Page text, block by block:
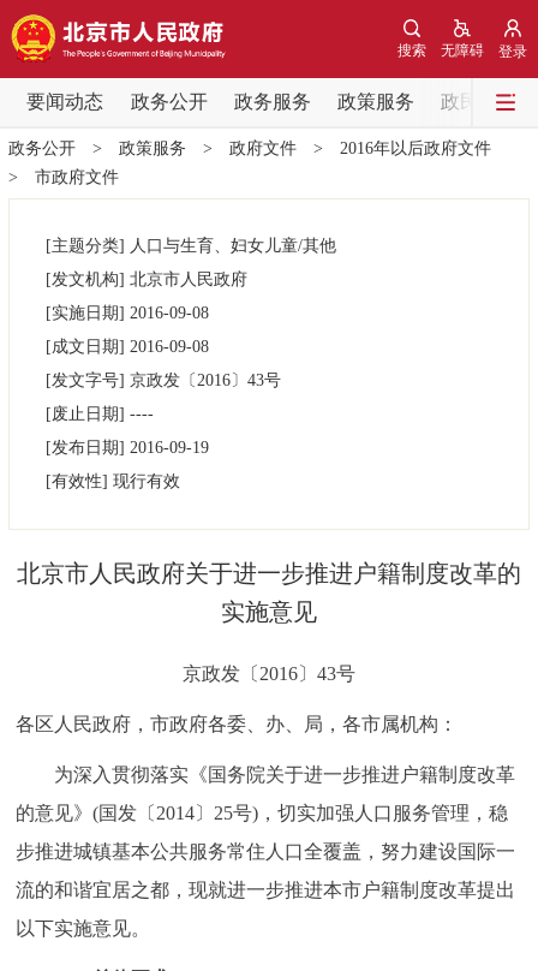
登录
无障碍
搜索
要闻动态 政务公开 政务服务 政策服务 政民互动
要闻动态
党中央精神 国务院信息 中央部委动态
各区热点
市领导
决策公开 专题公开
便民服务 利企服务 投资项目
政民互动
政务公开> 政策服务 > 政府文件> 2016年以后政府文件
> 市政府文件
[主题分类] 人口与生育、妇女儿童/其他
[发文机构] 北京市人民政府
[实施日期] 2016-09-08
[成文日期] 2016-09-08
[发文字号] ​京政发〔2016〕 43号
[废止日期] ----
[发布日期] 2016-09-19
[有效性] 现行有效
北京市人民政府关于进一步推进户籍制度改革的
实施意见
京政发〔2016〕43号
各区人民政府，市政府各委、办、局，各市属机构：
为深入贯彻落实《国务院关于进一步推进户籍制度改革
的意见》(国发〔2014〕25号)，切实加强人口服务管理，稳
步推进城镇基本公共服务常住人口全覆盖，努力建设国际一
流的和谐宜居之都，现就进一步推进本市户籍制度改革提出
以下实施意见。